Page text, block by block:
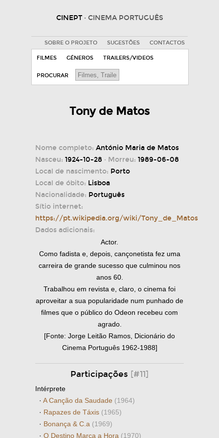
CINEPT · CINEMA PORTUGUÊS
SOBRE O PROJETO SUGESTÕES CONTACTOS
FILMES GÉNEROS TRAILERS/VIDEOS
PROCURAR
Tony de Matos
Nome completo: António Maria de Matos
Nasceu: 1924-10-28 · Morreu: 1989-06-08
Local de nascimento: Porto
Local de óbito: Lisboa
Nacionalidade: Português
Sítio internet:
https://pt.wikipedia.org/wiki/Tony_de_Matos
Dados adicionais:
Actor.
Como fadista e, depois, cançonetista fez uma
carreira de grande sucesso que culminou nos
anos 60.
Trabalhou em revista e, claro, o cinema foi
aproveitar a sua popularidade num punhado de
filmes que o público do Odeon recebeu com
agrado.
[Fonte: Jorge Leitão Ramos, Dicionário do
Cinema Português 1962-1988]
Participações [#11]
Intérprete
· A Canção da Saudade (1964)
· Rapazes de Táxis (1965)
· Bonança & C.a (1969)
· O Destino Marca a Hora (1970)